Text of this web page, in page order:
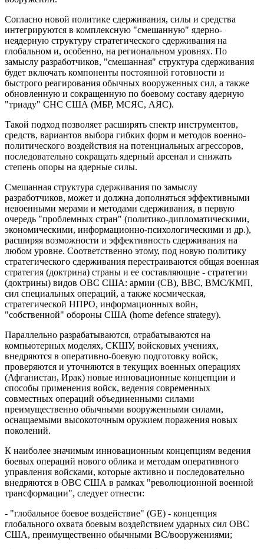
Согласно новой политике сдерживания, силы и средства
интегрируются в комплексную "смешанную" ядерно-
неядерную структуру стратегического сдерживания на
глобальном и, особенно, на региональном уровнях. По
замыслу разработчиков, "смешанная" структура сдерживания
будет включать компоненты постоянной готовности и
быстрого реагирования обычных вооруженных сил, а также
обновленную и сокращенную по боевому составу ядерную
"триаду" СНС США (МБР, МСЯС, АЯС).
Такой подход позволяет расширять спектр инструментов,
средств, вариантов выбора гибких форм и методов военно-
политического воздействия на потенциальных агрессоров,
последовательно сокращать ядерный арсенал и снижать
степень опоры на ядерные силы.
Смешанная структура сдерживания по замыслу
разработчиков, может и должна дополняться эффективными
невоенными мерами и методами сдерживания, в первую
очередь "проблемных стран" (политико-дипломатическими,
экономическими, информационно-психологическими и др.),
расширяя возможности и эффективность сдерживания на
любом уровне. Соответственно этому, под новую политику
стратегического сдерживания перестраиваются общая военная
стратегия (доктрина) страны и ее составляющие - стратегии
(доктрины) видов ОВС США: армии (СВ), ВВС, ВМС/КМП,
сил специальных операций, а также космическая,
стратегической НПРО, информационных войн,
"собственной" обороны США (home defence strategy).
Параллельно разрабатываются, отрабатываются на
компьютерных моделях, СКШУ, войсковых учениях,
внедряются в оперативно-боевую подготовку войск,
проверяются и уточняются в текущих военных операциях
(Афганистан, Ирак) новые инновационные концепции и
способы применения войск, ведения современных
совместных операций объединенными силами
преимущественно обычными вооруженными силами,
оснащаемыми высокоточным оружием поражения новых
поколений.
К наиболее значимым инновационным концепциям ведения
боевых операций нового облика и методам оперативного
управления войсками, которые активно и последовательно
внедряются в ОВС США в рамках "революционной военной
трансформации", следует отнести:
- "глобальное боевое воздействие" (GE) - концепция
глобального охвата боевым воздействием ударных сил ОВС
США, преимущественно обычными ВС/вооружениями;